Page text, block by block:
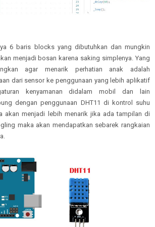
6 baris blocks yang dibutuhkan dan mungkin
menjadi bosan karena saking simplenya. Yang
agar menarik perhatian anak adalah
dari sensor ke penggunaan yang lebih aplikatif
kenyamanan didalam mobil dan lain
dengan penggunaan DHT11 di kontrol suhu
akan menjadi lebih menarik jika ada tampilan di
maka akan mendapatkan sebarek rangkaian